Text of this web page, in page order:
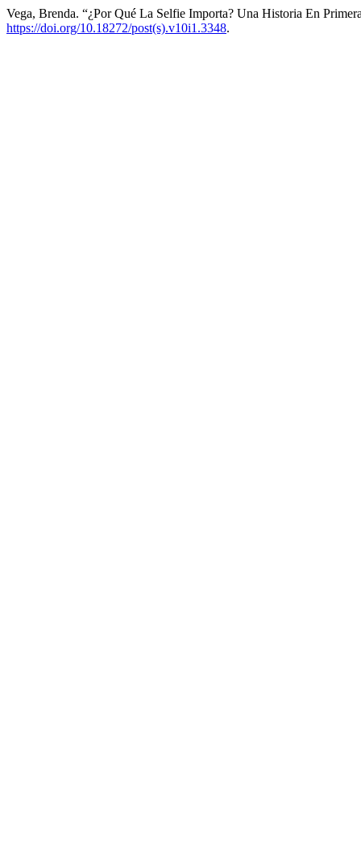
Vega, Brenda. “¿Por Qué La Selfie Importa? Una Historia En
https://doi.org/10.18272/post(s).v10i1.3348.